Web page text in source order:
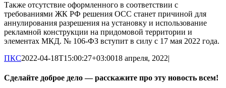
Также отсутствие оформленного в соответствии с
требованиями ЖК РФ решения ОСС станет причиной для
аннулирования разрешения на установку и использование
рекламной конструкции на придомовой территории и
элементах МКД. № 106-ФЗ вступит в силу с 17 мая 2022 года.
ПКС2022-04-18T15:00:27+03:0018 апреля, 2022|
Сделайте доброе дело — расскажите про эту новость всем!